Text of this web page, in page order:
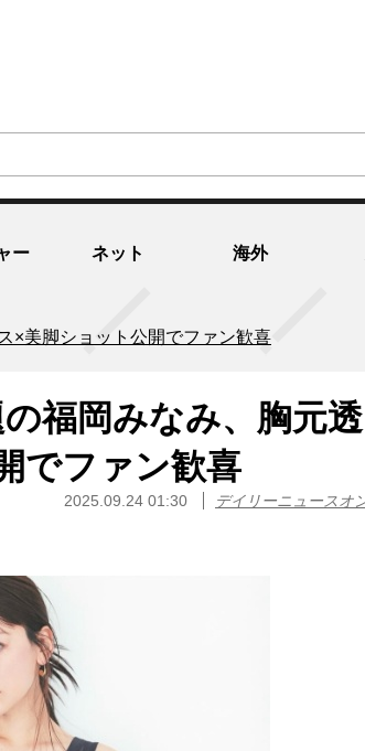
ー ネット 海外
×美脚ショット公開でファン歓喜
福岡みなみ、胸元
でファン歓喜
2025.09.24 01:30 デイリーニュースオ